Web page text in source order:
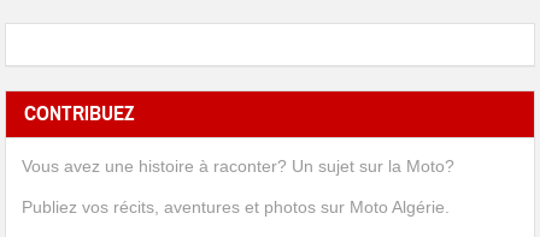
CONTRIBUEZ
Vous avez une histoire à raconter? Un sujet sur la Moto?
Publiez vos récits, aventures et photos sur Moto Algérie.